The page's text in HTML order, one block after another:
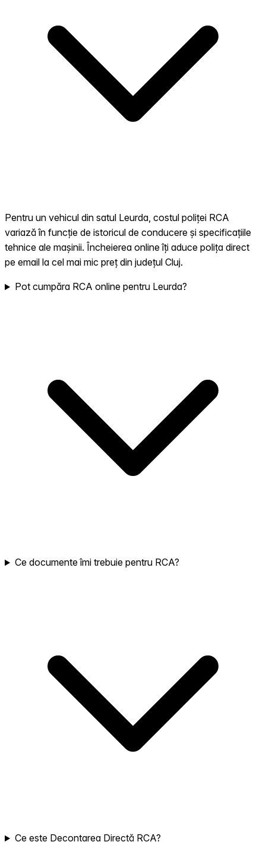
Pentru un vehicul din satul Leurda, costul poliței RCA
variază în funcție de istoricul de conducere și specificațiile
tehnice ale mașinii. Încheierea online îți aduce polița direct
pe email la cel mai mic preț din județul Cluj.
Pot cumpăra RCA online pentru Leurda?
Ce documente îmi trebuie pentru RCA?
Ce este Decontarea Directă RCA?